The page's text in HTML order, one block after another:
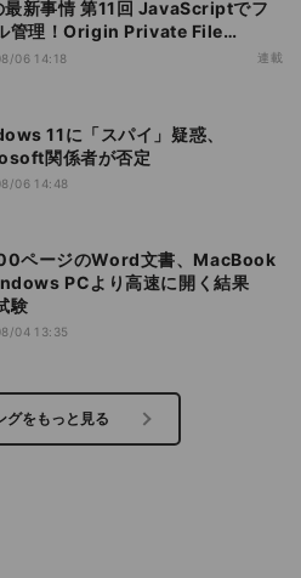
最新事情 第11回 JavaScriptでフ
管理！Origin Private File
を活用する
06 14:18 連載
11に「スパイ」疑惑、
関係者が否定
06 14:48
PCより高速に開く結果
験
04 13:35
グをもっと見る